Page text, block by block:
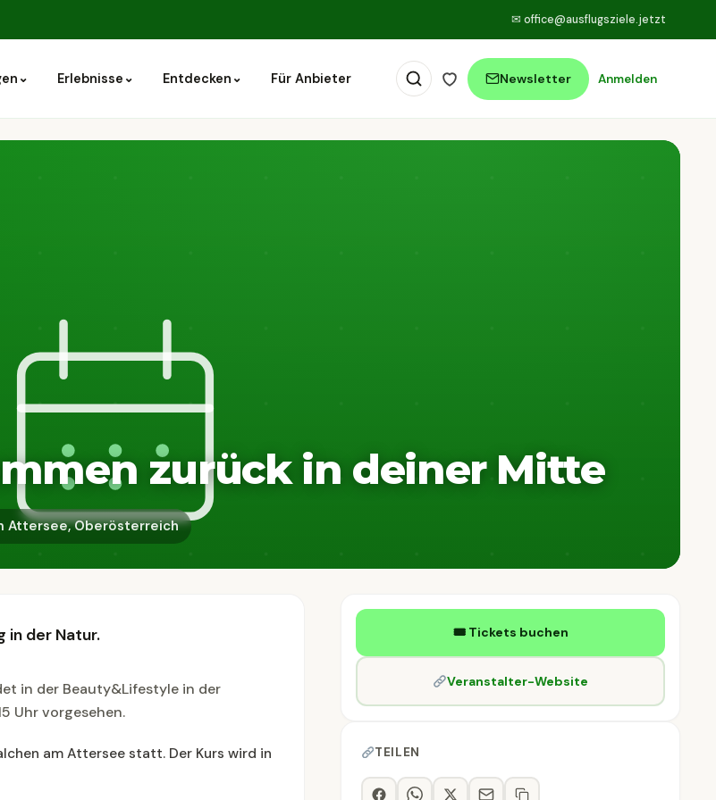
✉ office@ausflugsziele.jetzt
⌄ Erlebnisse ⌄ Entdecken ⌄ Für Anbieter Newsletter Anmelden
zurück in deiner Mitte
Attersee, Oberösterreich
in der Natur.
in der Beauty&Lifestyle in der
Uhr vorgesehen.
am Attersee statt. Der Kurs wird in
🎟 Tickets buchen
Veranstalter-Website
TEILEN